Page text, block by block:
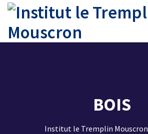
BOIS
Institut le Tremplin Mouscron